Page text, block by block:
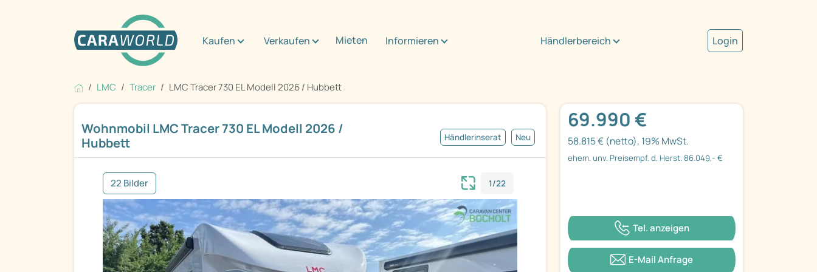
Kaufen Verkaufen Mieten Informieren Händlerbereich Login
LMC Tracer LMC Tracer 730 EL Modell 2026 / Hubbett
Wohnmobil LMC Tracer 730 EL Modell 2026 /
Hubbett
Händlerinserat Neu
22 Bilder 1/22
69.990 €
58.815 € (netto), 19% MwSt.
ehem. unv. Preisempf. d. Herst. 86.049,- €
Tel. anzeigen
E-Mail Anfrage